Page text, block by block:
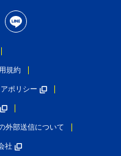
規約
ポリシー
外部送信について
社